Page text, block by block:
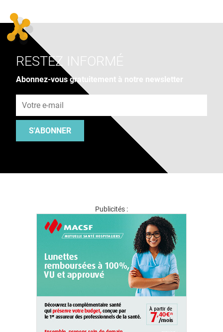
RESTEZ INFORMÉ
Abonnez-vous gratuitement à notre newsletter
S'ABONNER
Publicités :